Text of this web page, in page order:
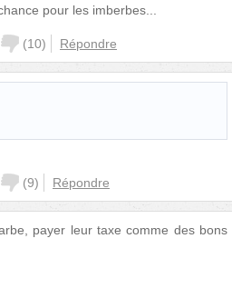
pour les imberbes...
(10) Répondre
(9) Répondre
payer leur taxe comme des bons